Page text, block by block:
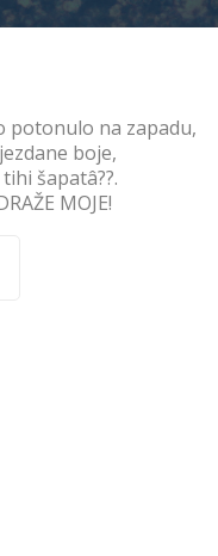
potonulo na zapadu,
boje,
šapatâ??.
MOJE!